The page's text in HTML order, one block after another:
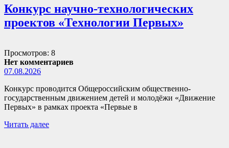
Конкурс научно-технологических
проектов «Технологии Первых»
Просмотров: 8
Нет комментариев
07.08.2026
Конкурс проводится Общероссийским общественно-
государственным движением детей и молодёжи «Движение
Первых» в рамках проекта «Первые в
Читать далее